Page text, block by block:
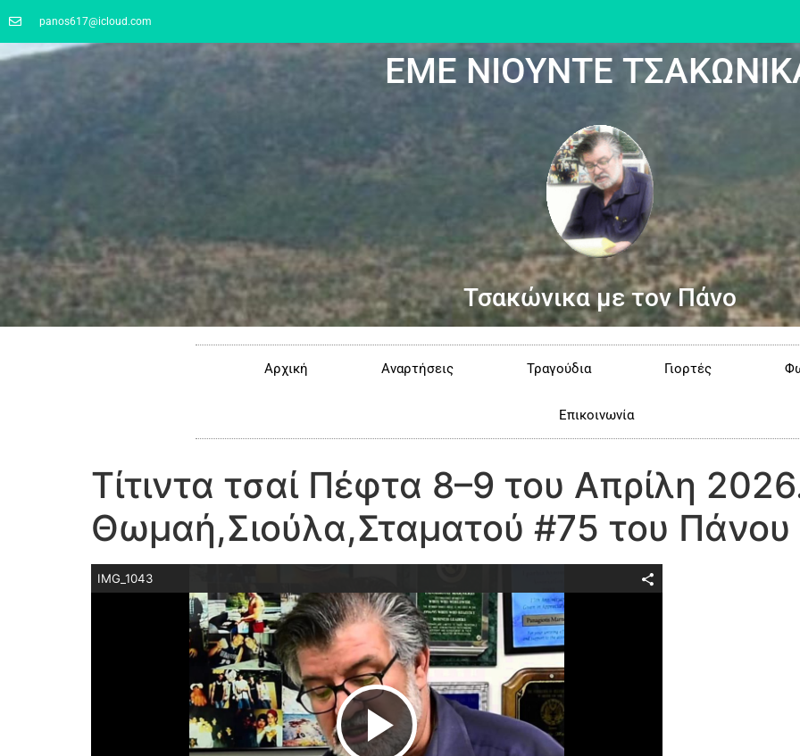
panos617@icloud.com
ΕΜΕ ΝΙΟΥΝΤΕ
Τσακώνικα με τον Πάνο
Αρχική Αναρτήσεις Τραγούδια Γιορτές
Επικοινωνία
Τίτιντα τσαί Πέφτα 8–9 του Απρίλη
Θωμαή,Σιούλα,Σταματού #75 του
IMG_1043
Play Video